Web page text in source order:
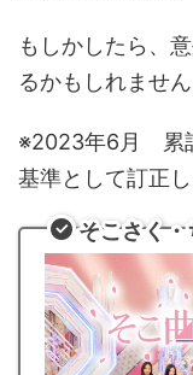
もしかしたら、
るかもしれません
※2023年6月 累
基準として訂正し
そこさく